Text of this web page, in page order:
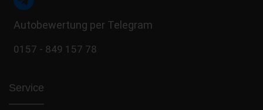
Autobewertung per Telegram
0157 - 849 157 78
Service